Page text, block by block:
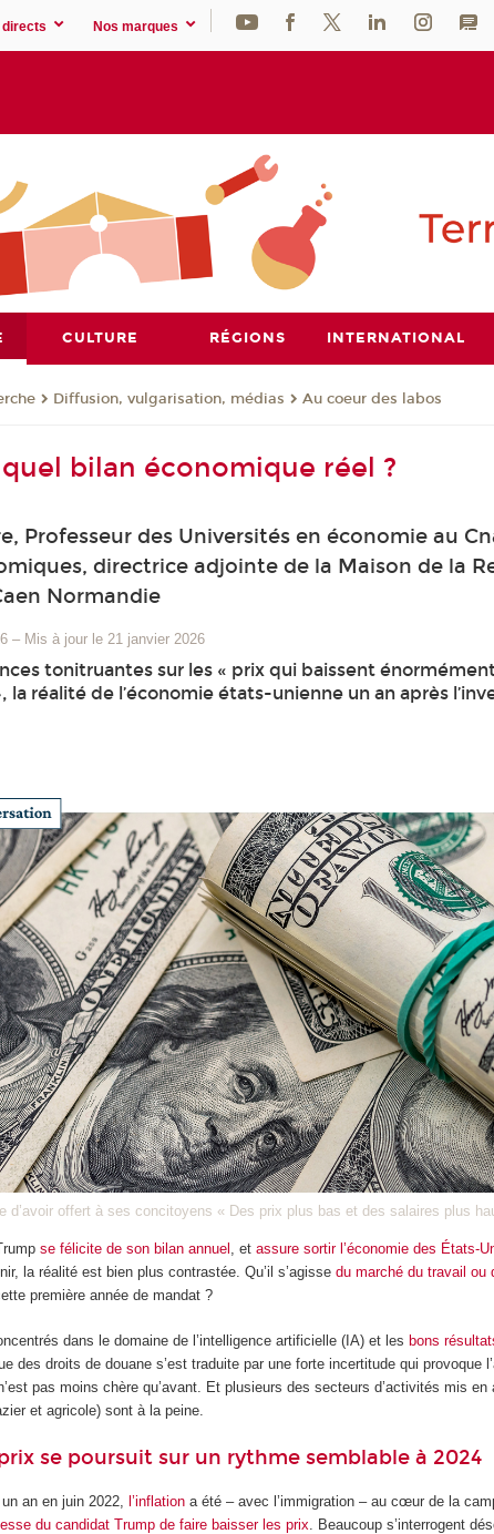
Nos marques
CULTURE RÉGIONS INTERNATIONAL
Diffusion, vulgarisation, médias Au coeur des labos
quel bilan économique réel ?
Professeur des Universités en économie au
directrice adjointe de la Maison de la
Normandie
– Mis à jour le 21 janvier 2026
tonitruantes sur les « prix qui baissent
la réalité de l’économie états-unienne un an après
d’avoir offert à ses concitoyens « Des prix plus bas et des salaires plus
se félicite de son bilan annuel , etassure sortir l’économie des États-
la réalité est bien plus contrastée. Qu’il s’agissedu marché du travail ou
première année de mandat ?
dans le domaine de l’intelligence artificielle (IA) et lesbons
des droits de douane s’est traduite par une forte incertitude qui
pas moins chère qu’avant. Et plusieurs des secteurs d’activités mis
et agricole) sont à la peine.
se poursuit sur un rythme semblable à 2024
an en juin 2022,l’inflation a été – avec l’immigration – au cœur de la
du candidat Trump de faire baisser les prix . Beaucoup s’interrogent